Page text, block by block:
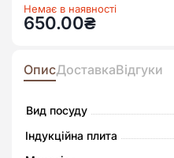
Немає в наявності
650.00₴
ОписДоставкаВідгуки
Вид посуду
Індукційна плита